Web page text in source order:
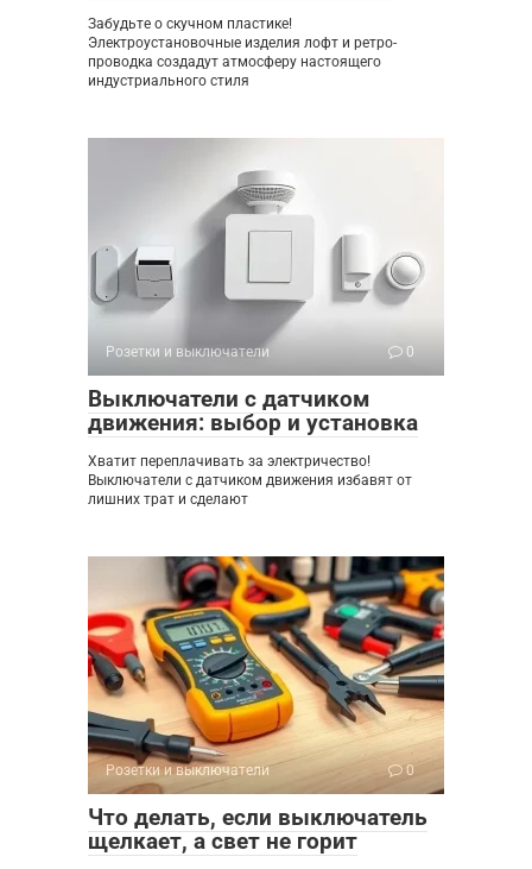
Забудьте о скучном пластике!
Электроустановочные изделия лофт и ретро-
проводка создадут атмосферу настоящего
индустриального стиля
Розетки и выключатели 0
Выключатели с датчиком
движения: выбор и установка
Хватит переплачивать за электричество!
Выключатели с датчиком движения избавят от
лишних трат и сделают
Розетки и выключатели 0
Что делать, если выключатель
щелкает, а свет не горит